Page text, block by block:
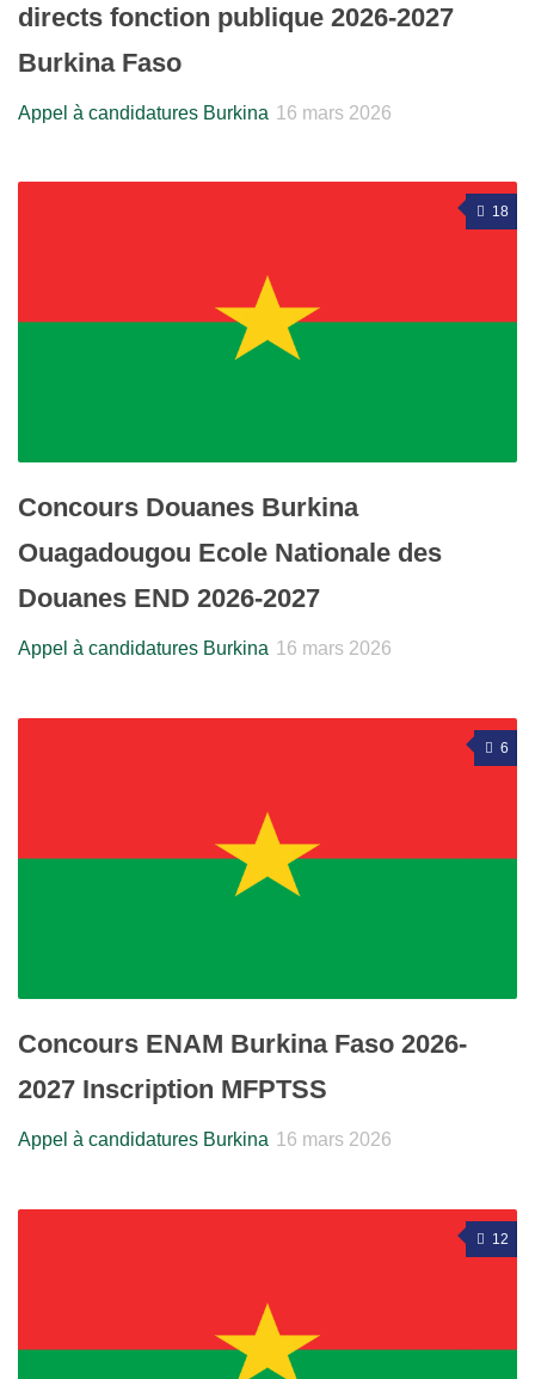
directs fonction publique 2026-2027
Burkina Faso
Appel à candidatures Burkina 16 mars 2026
18
Concours Douanes Burkina
Ouagadougou Ecole Nationale des
Douanes END 2026-2027
Appel à candidatures Burkina 16 mars 2026
6
Concours ENAM Burkina Faso 2026-
2027 Inscription MFPTSS
Appel à candidatures Burkina 16 mars 2026
12